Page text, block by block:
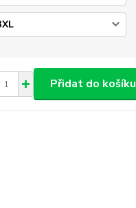
Přidat do košíku